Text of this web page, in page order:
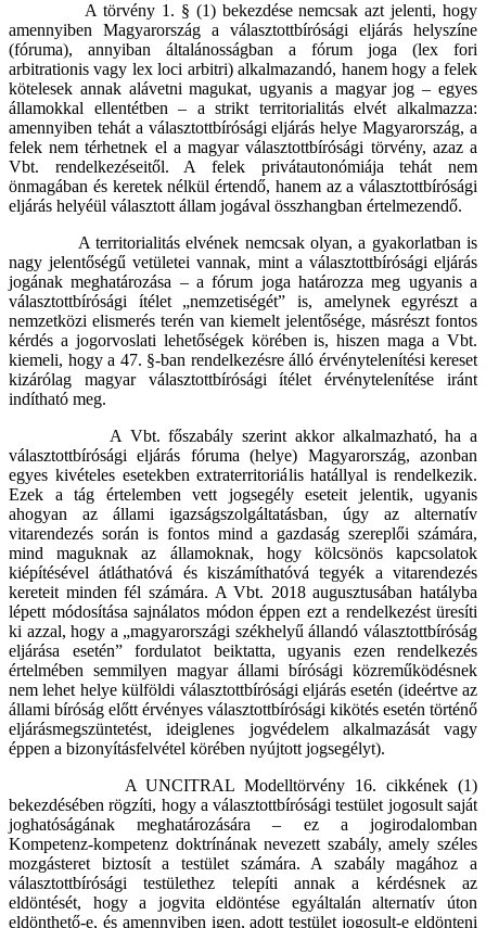
A törvény 1. § (1) bekezdése nemcsak azt jelenti, hogy
amennyiben Magyarország a választottbírósági eljárás helyszíne
(fóruma), annyiban általánosságban a fórum joga (lex fori
arbitrationis vagy lex loci arbitri) alkalmazandó, hanem hogy a felek
kötelesek annak alávetni magukat, ugyanis a magyar jog – egyes
államokkal ellentétben – a strikt territorialitás elvét alkalmazza:
amennyiben tehát a választottbírósági eljárás helye Magyarország, a
felek nem térhetnek el a magyar választottbírósági törvény, azaz a
Vbt. rendelkezéseitől. A felek privátautonómiája tehát nem
önmagában és keretek nélkül értendő, hanem az a választottbírósági
eljárás helyéül választott állam jogával összhangban értelmezendő.
A territorialitás elvének nemcsak olyan, a gyakorlatban is
nagy jelentőségű vetületei vannak, mint a választottbírósági eljárás
jogának meghatározása – a fórum joga határozza meg ugyanis a
választottbírósági ítélet „nemzetiségét” is, amelynek egyrészt a
nemzetközi elismerés terén van kiemelt jelentősége, másrészt fontos
kérdés a jogorvoslati lehetőségek körében is, hiszen maga a Vbt.
kiemeli, hogy a 47. §-ban rendelkezésre álló érvénytelenítési kereset
kizárólag magyar választottbírósági ítélet érvénytelenítése iránt
indítható meg.
A Vbt. főszabály szerint akkor alkalmazható, ha a
választottbírósági eljárás fóruma (helye) Magyarország, azonban
egyes kivételes esetekben extraterritoriális hatállyal is rendelkezik.
Ezek a tág értelemben vett jogsegély eseteit jelentik, ugyanis
ahogyan az állami igazságszolgáltatásban, úgy az alternatív
vitarendezés során is fontos mind a gazdaság szereplői számára,
mind maguknak az államoknak, hogy kölcsönös kapcsolatok
kiépítésével átláthatóvá és kiszámíthatóvá tegyék a vitarendezés
kereteit minden fél számára. A Vbt. 2018 augusztusában hatályba
lépett módosítása sajnálatos módon éppen ezt a rendelkezést üresíti
ki azzal, hogy a „magyarországi székhelyű állandó választottbíróság
eljárása esetén” fordulatot beiktatta, ugyanis ezen rendelkezés
értelmében semmilyen magyar állami bírósági közreműködésnek
nem lehet helye külföldi választottbírósági eljárás esetén (ideértve az
állami bíróság előtt érvényes választottbírósági kikötés esetén történő
eljárásmegszüntetést, ideiglenes jogvédelem alkalmazását vagy
éppen a bizonyításfelvétel körében nyújtott jogsegélyt).
A UNCITRAL Modelltörvény 16. cikkének (1)
bekezdésében rögzíti, hogy a választottbírósági testület jogosult saját
joghatóságának meghatározására – ez a jogirodalomban
Kompetenz-kompetenz doktrínának nevezett szabály, amely széles
mozgásteret biztosít a testület számára. A szabály magához a
választottbírósági testülethez telepíti annak a kérdésnek az
eldöntését, hogy a jogvita eldöntése egyáltalán alternatív úton
eldönthető-e, és amennyiben igen, adott testület jogosult-e eldönteni